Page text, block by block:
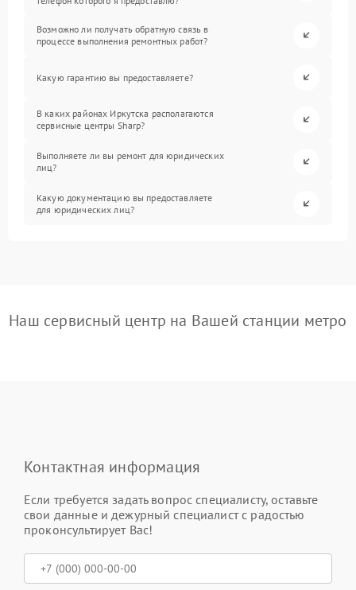
Возможно ли получать обратную связь в
процессе выполнения ремонтных работ?
Какую гарантию вы предоставляете?
В каких районах Иркутска располагаются
сервисные центры Sharp?
Выполняете ли вы ремонт для юридических
лиц?
Какую документацию вы предоставляете
для юридических лиц?
Наш сервисный центр на Вашей станции метро
Контактная информация
Если требуется задать вопрос специалисту, оставьте
свои данные и дежурный специалист с радостью
проконсультирует Вас!